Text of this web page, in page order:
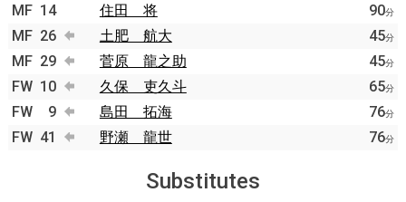
MF 14 住田 将 90分
MF 26 土肥 航大 45分
MF 29 菅原 龍之助 45分
FW 10 久保 吏久斗 65分
FW 9 島田 拓海 76分
FW 41 野瀬 龍世 76分
Substitutes